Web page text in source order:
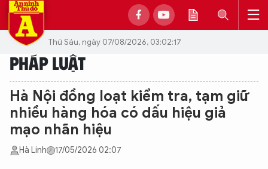
Thứ Sáu, ngày 07/08/2026, 03:02:17
PHÁP LUẬT
Hà Nội đồng loạt kiểm tra, tạm giữ
nhiều hàng hóa có dấu hiệu giả
mạo nhãn hiệu
Hà Linh 17/05/2026 02:07